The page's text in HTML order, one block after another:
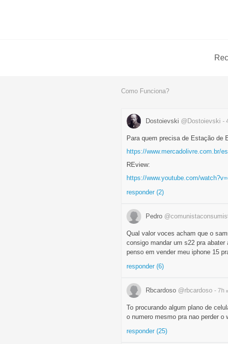
Como Funciona?
Dostoievski @Dostoievski -
Para quem precisa de Estação de
https://www.mercadolivre.com.br/
REview:
https://www.youtube.com/
responder (2)
Pedro
Qual valor voces acham que o
consigo mandar um s22 pra abater
penso em vender meu iphone 15
responder (6)
Rbcardoso @rbcardoso - 7h
To procurando algum plano de
o numero mesmo pra nao perder o
responder (25)